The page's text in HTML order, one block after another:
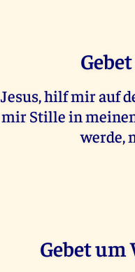
Jesus, hilf mir auf
mir Stille in
werde,
Gebet